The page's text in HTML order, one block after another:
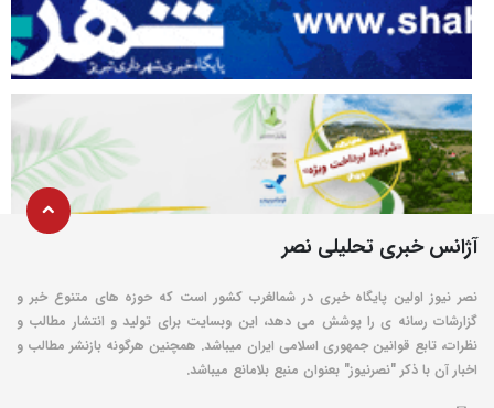
آژانس خبری تحلیلی نصر
نصر نیوز اولین پایگاه خبری در شمالغرب کشور است که حوزه های متنوع خبر و
گزارشات رسانه ی را پوشش می دهد، این وبسایت برای تولید و انتشار مطالب و
نظرات، تابع قوانین جمهوری اسلامی ایران میباشد. همچنین هرگونه بازنشر مطالب و
اخبار آن با ذکر "نصرنیوز" بعنوان منبع بلامانع میباشد.